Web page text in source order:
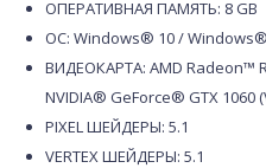
ОПЕРАТИВНАЯ ПАМЯТЬ: 8 GB
ОС: Windows® 10 /
ВИДЕОКАРТА: AMD Radeon™
NVIDIA® GeForce® GTX 1060
PIXEL ШЕЙДЕРЫ: 5.1
VERTEX ШЕЙДЕРЫ: 5.1